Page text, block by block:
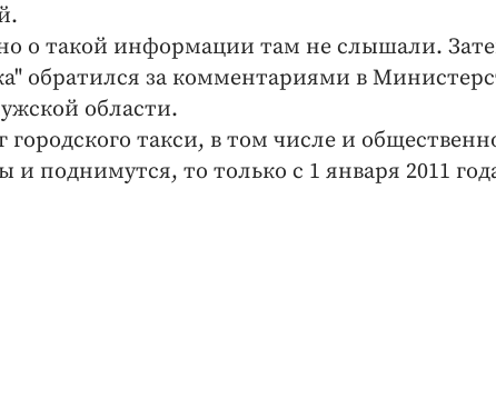
о такой информации там не слышали.
обратился за комментариями в
области.
такси, в том числе и
поднимутся, то только с 1 января 2011